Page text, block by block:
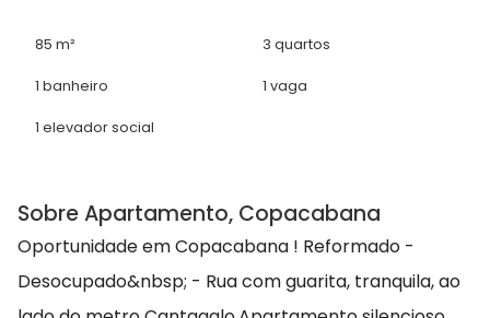
85 m² 3 quartos
1 banheiro 1 vaga
1 elevador social
Sobre Apartamento, Copacabana
Oportunidade em Copacabana ! Reformado -
Desocupado&nbsp; - Rua com guarita, tranquila, ao